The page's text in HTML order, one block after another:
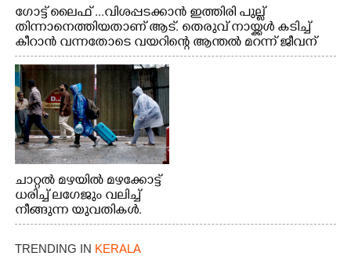
ഗോട്ട് ലൈഫ് ...വിശപ്പടക്കാൻ ഇത്തിരി പുല്ല്
തിന്നാനെത്തിയതാണ് ആട്. തെരുവ് നായ്ക്കൾ കടിച്ച്
കീറാൻ വന്നതോടെ വയറിന്റെ ആന്തൽ മറന്ന് ജീവന്
വേണ്ടിയായി ഓട്ടം. എറണാകുളം വാത്തുരുത്തിയിൽ
നിന്നുള്ള കാഴ്ച
ചാറ്റൽ മഴയിൽ മഴക്കോട്ട്
ധരിച്ച് ലഗേജും വലിച്ച്
നീങ്ങുന്ന യുവതികൾ.
എറണാകുളം മേനകയിൽ
നിന്നുള്ള കാഴ്ച
TRENDING IN KERALA